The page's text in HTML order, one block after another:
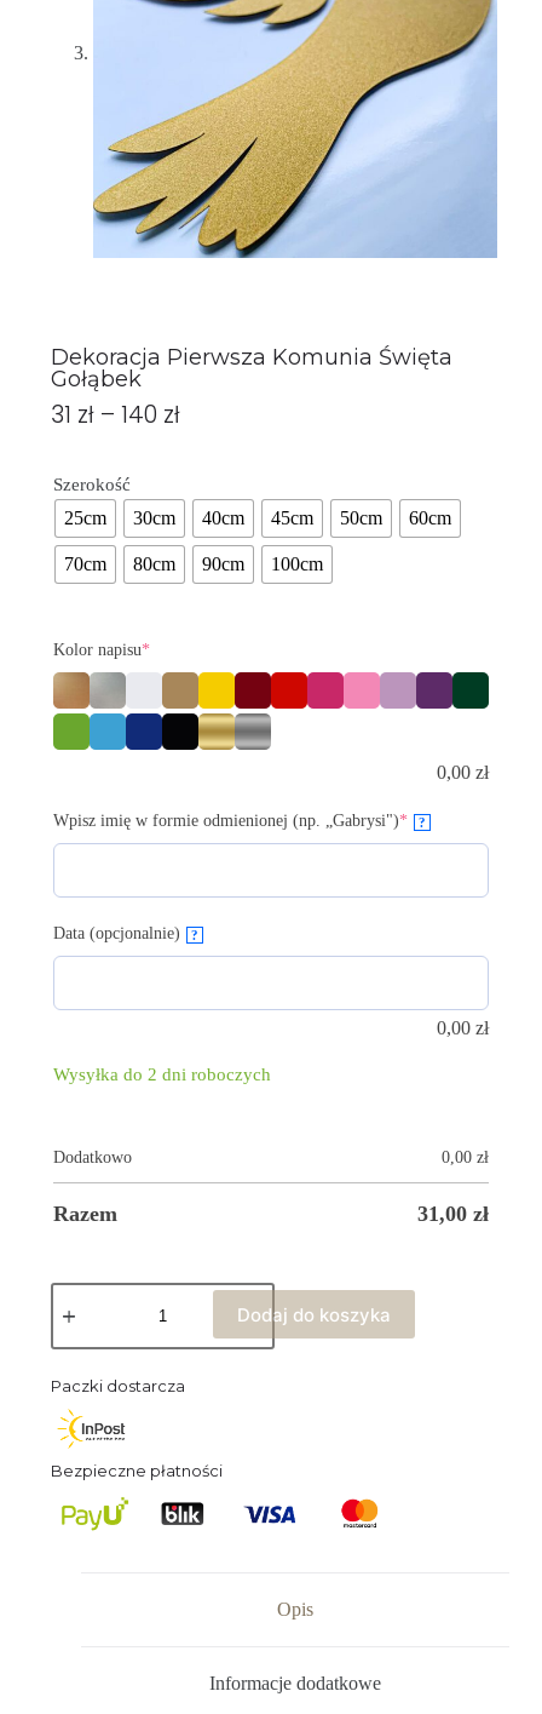
Dekoracja Pierwsza Komunia Święta
Gołąbek
31 zł – 140 zł
Szerokość
25cm 30cm 40cm 45cm 50cm 60cm
70cm 80cm 90cm 100cm
Kolor napisu*
0,00zł
Wpisz imię w formie odmienionej (np. „Gabrysi")* ?
Data (opcjonalnie) ?
0,00zł
Wysyłka do 2 dni roboczych
Dodatkowo 0,00zł
Razem 31,00zł
Dodaj do koszyka
Paczki dostarcza
Bezpieczne płatności
Opis
Informacje dodatkowe